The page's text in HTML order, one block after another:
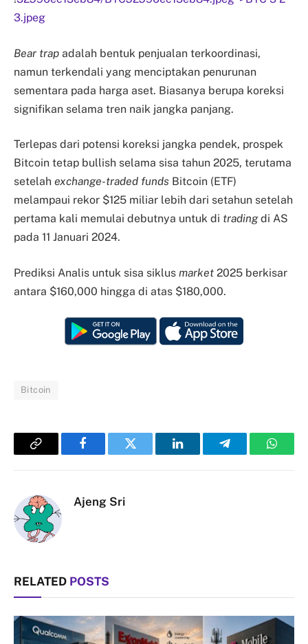
3.jpeg
Bear trap adalah bentuk penjualan terkoordinasi,
namun terkendali yang menciptakan penurunan
sementara pada harga aset. Biasanya berupa koreksi
signifikan selama tren naik jangka panjang.
Terlepas dari potensi koreksi jangka pendek, prospek
Bitcoin tetap bullish selama sisa tahun 2025, terutama
setelah exchange-traded funds Bitcoin (ETF)
melampaui rekor $125 miliar lebih dari setahun setelah
pertama kali memulai debutnya untuk di tradingdi AS
pada 11 Januari 2024.
Prediksi Analis untuk sisa siklus market 2025 berkisar
antara $160,000 hingga di atas $180,000.
Bitcoin
Copy
FacebookTwitter LinkedInTelegram
Ajeng Sri
RELATED POSTS